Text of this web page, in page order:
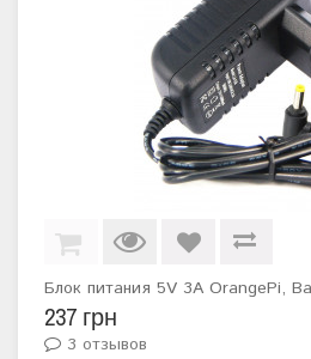
Блок питания 5V 3A OrangePi,
237 грн
3 отзывов